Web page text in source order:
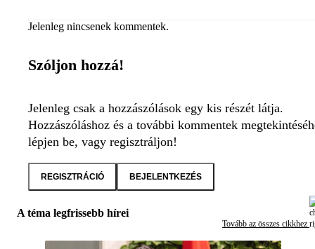
Jelenleg nincsenek kommentek.
Szóljon hozzá!
Jelenleg csak a hozzászólások egy kis részét látja.
Hozzászóláshoz és a további kommentek
lépjen be, vagy regisztráljon!
REGISZTRÁCIÓ BEJELENTKEZÉS
A téma legfrissebb hírei
Tovább az összes cikkhez